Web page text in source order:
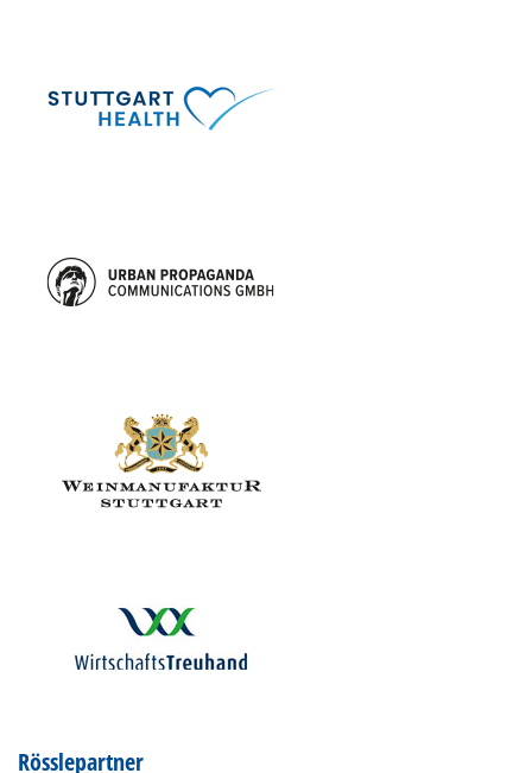
Rösslepartner